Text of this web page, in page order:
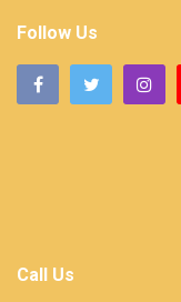
Follow Us
Call Us